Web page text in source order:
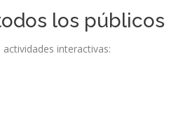
los públicos
interactivas: